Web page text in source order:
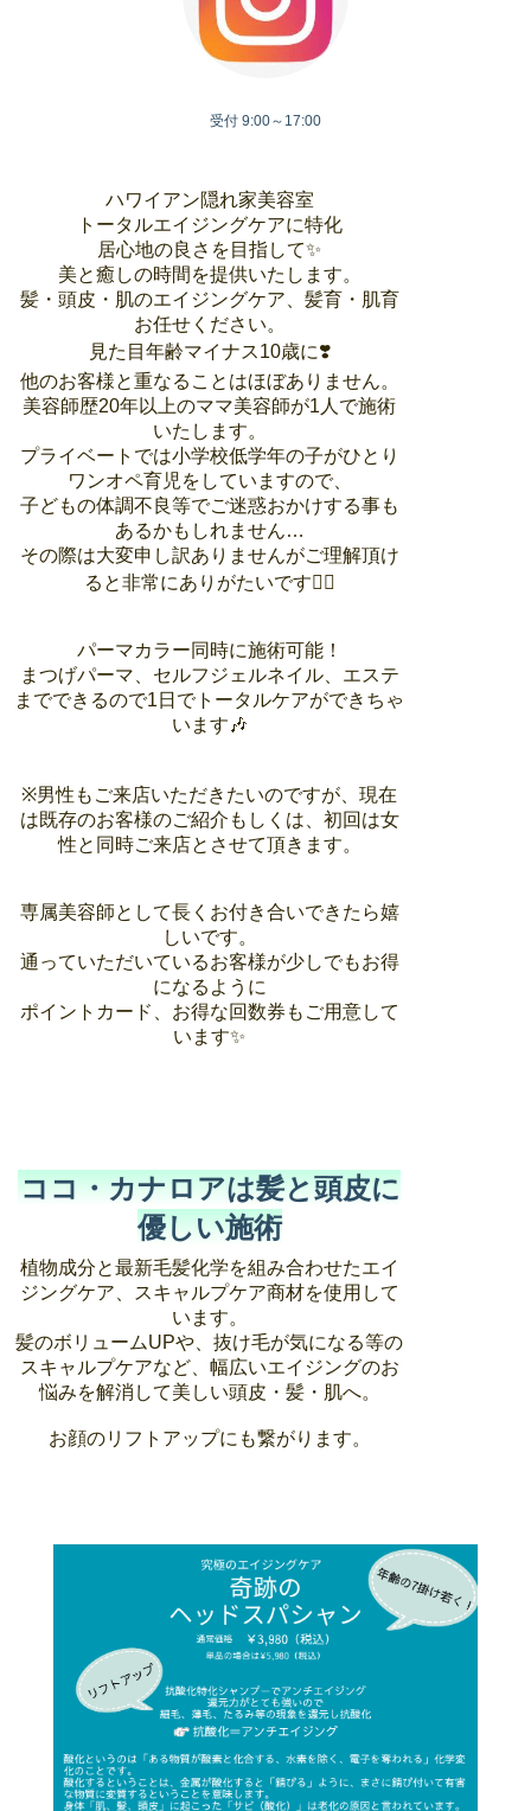
受付 9:00～17:00
ハワイアン隠れ家美容室
トータルエイジングケアに特化
居心地の良さを目指して✨
美と癒しの時間を提供いたします。
髪・頭皮・肌のエイジングケア、髪育・肌育
お任せください。
見た目年齢マイナス10歳に❣️
他のお客様と重なることはほぼありません。
美容師歴20年以上のママ美容師が1人で施術
いたします。
プライベートでは小学校低学年の子がひとり
ワンオペ育児をしていますので、
子どもの体調不良等でご迷惑おかけする事も
あるかもしれません…
その際は大変申し訳ありませんがご理解頂け
ると非常にありがたいです🙇‍♀️
パーマカラー同時に施術可能！
まつげパーマ、セルフジェルネイル、エステ
までできるので1日でトータルケアができちゃ
います🎶
※男性もご来店いただきたいのですが、現在
は既存のお客様のご紹介もしくは、初回は女
性と同時ご来店とさせて頂きます。
専属美容師として長くお付き合いできたら嬉
しいです。
通っていただいているお客様が少しでもお得
になるように
ポイントカード、お得な回数券もご用意して
います✨
ココ・カナロアは髪と頭皮に
優しい施術
植物成分と最新毛髪化学を組み合わせたエイ
ジングケア、スキャルプケア商材を使用して
います。
髪のボリュームUPや、抜け毛が気になる等の
スキャルプケアなど、幅広いエイジングのお
悩みを解消して美しい頭皮・髪・肌へ。
お顔のリフトアップにも繋がります。